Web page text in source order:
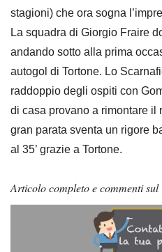
stagioni) che ora sogna
La squadra di Giorgio Fraire
andando sotto alla prima
autogol di Tortone. Lo
raddoppio degli ospiti con
di casa provano a rimontare il
gran parata sventa un rigore
al 35’ grazie a Tortone.
Articolo completo e commenti